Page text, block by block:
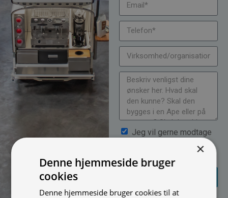
Jeg vil gerne modtage
nyheder på mail (bare rolig,
vi spammer ikke)
×
Denne hjemmeside bruger
cookies
Denne hjemmeside bruger cookies til at